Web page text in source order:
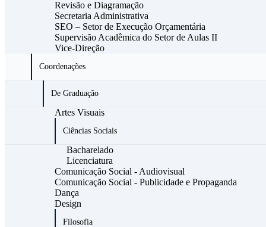
Revisão e Diagramação
Secretaria Administrativa
SEO – Setor de Execução Orçamentária
Supervisão Acadêmica do Setor de Aulas II
Vice-Direção
Coordenações
De Graduação
Artes Visuais
Ciências Sociais
Bacharelado
Licenciatura
Comunicação Social - Audiovisual
Comunicação Social - Publicidade e Propaganda
Dança
Design
Filosofia